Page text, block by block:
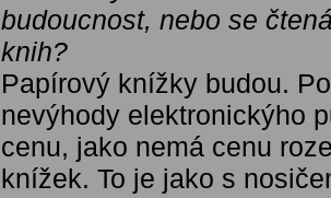
budoucnost, nebo se
knih?
Papírový knížky budou.
nevýhody elektronickýho
cenu, jako nemá cenu
knížek. To je jako s